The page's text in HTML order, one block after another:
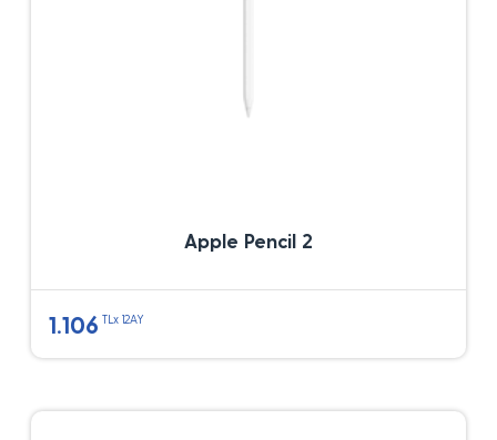
Apple Pencil 2
1.106 TLx 12AY